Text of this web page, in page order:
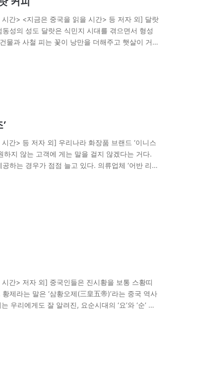
간> <지금은 중국을 읽을 시간> 등 저자 외] 달랏
성의 성도 달랏은 식민지 시대를 겪으면서 형성
물과 사철 피는 꽃이 낭만을 더해주고 햇살이 거
간> 등 저자 외] 우리나라 화장품 브랜드 ‘이니스
하지 않는 고객에 게는 말을 걸지 않겠다는 거다.
하는 경우가 점점 늘고 있다. 의류업체 ‘어반 리서
간> 저자 외] 중국인들은 진시황을 보통 스황띠
제라는 말은 ‘삼황오제(三皇五帝)’라는 중국 역사
리에게도 잘 알려진, 요순시대의 ‘요’와 ‘순’ 같